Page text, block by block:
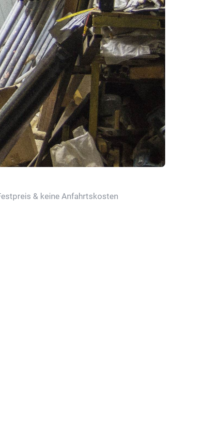
& keine Anfahrtskosten